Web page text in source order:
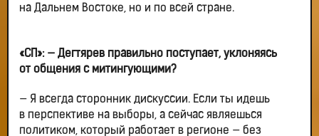
на Дальнем Востоке, но и по всей стране.
«СП»: — Дегтярев правильно поступает, уклоняясь
от общения с митингующими?
— Я всегда сторонник дискуссии. Если ты идешь
в перспективе на выборы, а сейчас являешься
политиком, который работает в регионе — без